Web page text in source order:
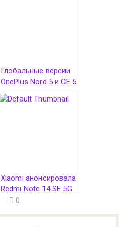
Глобальные версии
OnePlus Nord 5 и CE 5
представят уже 8
июля
Xiaomi анонсировала
Redmi Note 14 SE 5G
с «убойной
0